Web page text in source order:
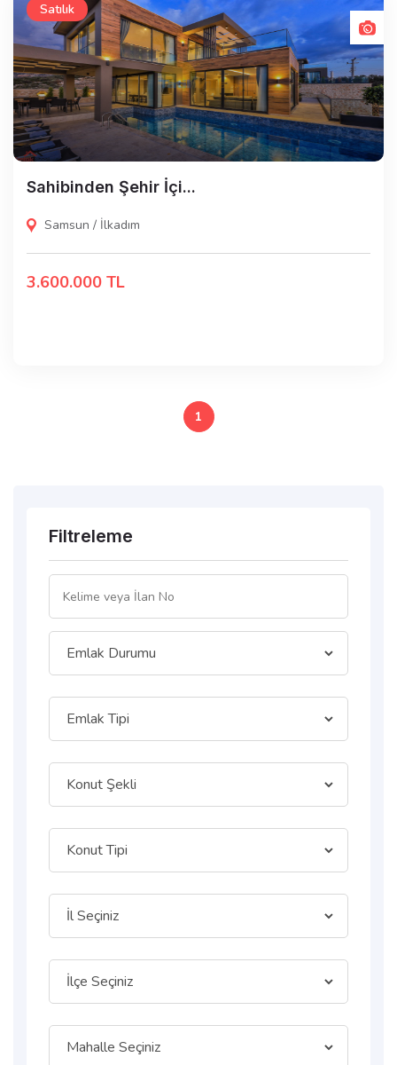
Filtreleme
Satılık
Sahibinden Şehir İçi...
Samsun / İlkadım
3.600.000 TL
1